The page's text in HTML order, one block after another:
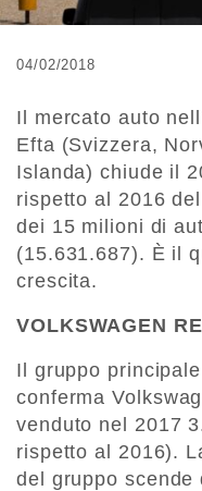
04/02/2018
Il mercato auto
Efta (Svizzera,
Islanda) chiude il
rispetto al 2016
dei 15 milioni di
(15.631.687). È il
crescita.
VOLKSWAGEN
Il gruppo
conferma
venduto nel 2017
rispetto al 2016).
del gruppo scende